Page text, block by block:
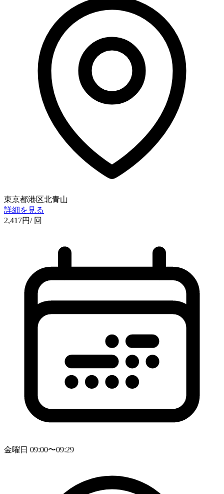
東京都港区北青山
詳細を見る
2,417円/ 回
金曜日 09:00〜09:29